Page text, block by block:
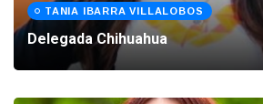
TANIA IBARRA VILLALOBOS
Delegada Chihuahua